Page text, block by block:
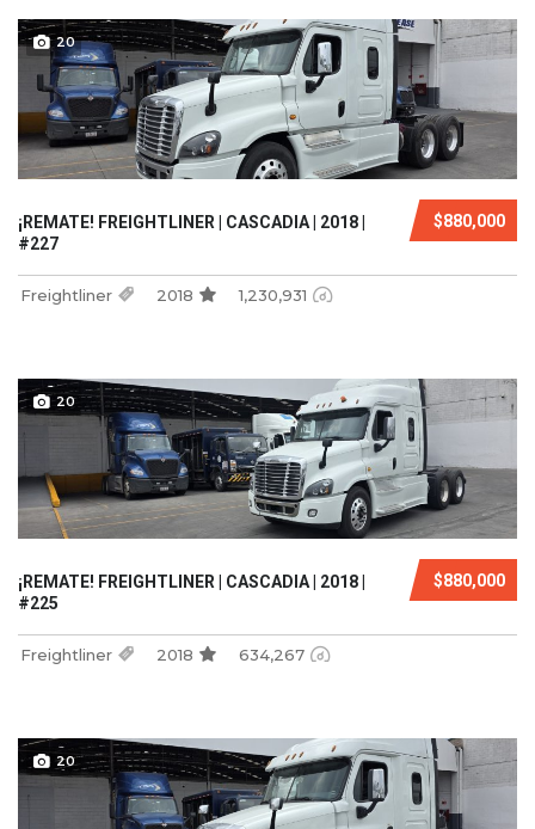
20
$880,000
¡REMATE! FREIGHTLINER | CASCADIA | 2018 |
#227
Freightliner 2018 1,230,931
20
$880,000
¡REMATE! FREIGHTLINER | CASCADIA | 2018 |
#225
Freightliner 2018 634,267
20